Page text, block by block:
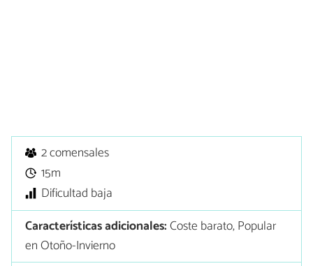
2 comensales
15m
Dificultad baja
Características adicionales:Coste barato, Popular
en Otoño-Invierno